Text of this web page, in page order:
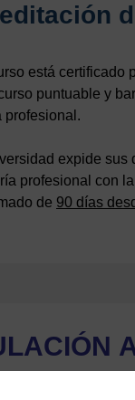
está certificado
puntuable y
profesional.
expide sus
profesional con
de 90 días
180 días para la